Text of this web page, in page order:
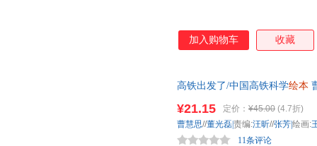
加入购物车 收藏
高铁出发了/中国高铁科学绘本
¥21.15 定价： ¥45.00 (4.7折)
11条评论
曹慧思//董光磊|责编:汪昕//张芳|绘画: